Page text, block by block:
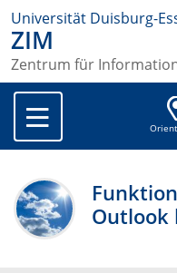
Universität Duisburg-
ZIM
Zentrum für
Outlook